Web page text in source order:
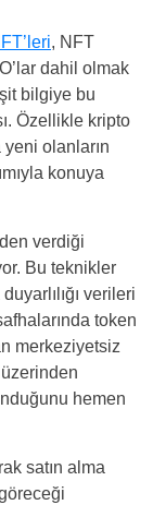
, NFT
dahil olmak
bilgiye bu
Özellikle kripto
olanların
konuya
verdiği
Bu teknikler
verileri
token
merkeziyetsiz
hemen
satın alma